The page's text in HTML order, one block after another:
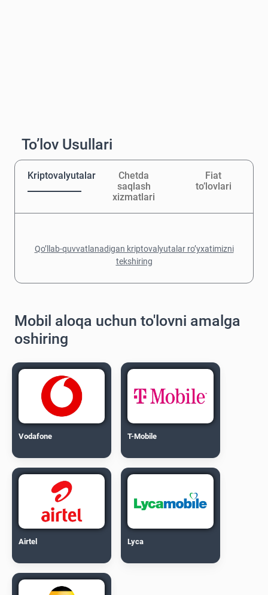
To’lov Usullari
Kriptovalyutalar
Chetda
saqlash
xizmatlari
Fiat
to’lovlari
Qo’llab-quvvatlanadigan kriptovalyutalar ro’yxatimizni
tekshiring
Mobil aloqa uchun to'lovni amalga
oshiring
Vodafone T-Mobile
Airtel Lyca